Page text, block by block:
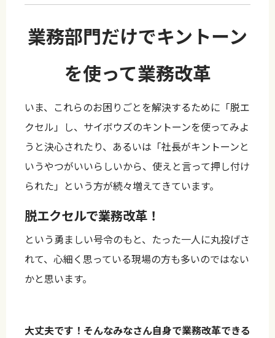
業務部門だけでキントーン
を使って業務改革
いま、これらのお困りごとを解決するために「脱エ
クセル」し、サイボウズのキントーンを使ってみよ
うと決心されたり、あるいは「社長がキントーンと
いうやつがいいらしいから、使えと言って押し付け
られた」という方が続々増えてきています。
脱エクセルで業務改革！
という勇ましい号令のもと、たった一人に丸投げさ
れて、心細く思っている現場の方も多いのではない
かと思います。
大丈夫です！そんなみなさん自身で業務改革できる